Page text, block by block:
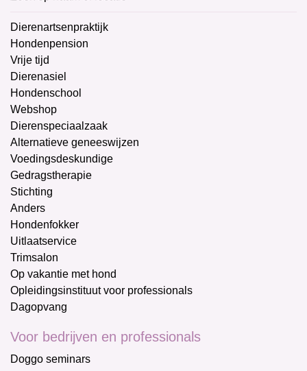
Dierenartsenpraktijk
Hondenpension
Vrije tijd
Dierenasiel
Hondenschool
Webshop
Dierenspeciaalzaak
Alternatieve geneeswijzen
Voedingsdeskundige
Gedragstherapie
Stichting
Anders
Hondenfokker
Uitlaatservice
Trimsalon
Op vakantie met hond
Opleidingsinstituut voor professionals
Dagopvang
Voor bedrijven en professionals
Doggo seminars